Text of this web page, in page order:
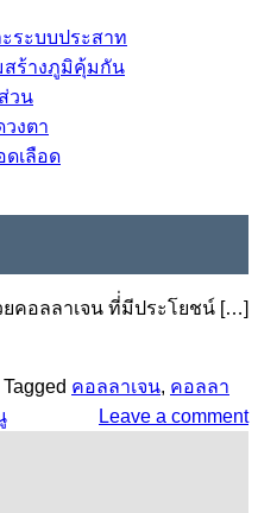
ระบบประสาท
สร้างภูมิคุ้มกัน
วน
งตา
เลือด
คอลลาเจน ที่่มีประโยชน์ […]
Tagged คอลลาเจน, คอลลา
Leave a comment